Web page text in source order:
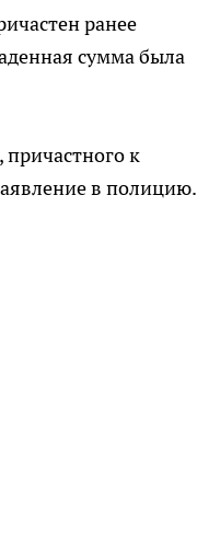
ранее
сумма была
к
в полицию.